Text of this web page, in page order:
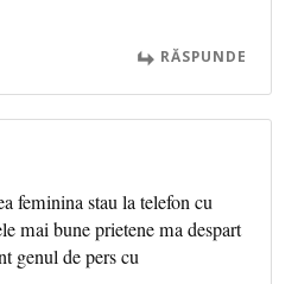
RĂSPUNDE
feminina stau la telefon cu
mai bune prietene ma despart
genul de pers cu